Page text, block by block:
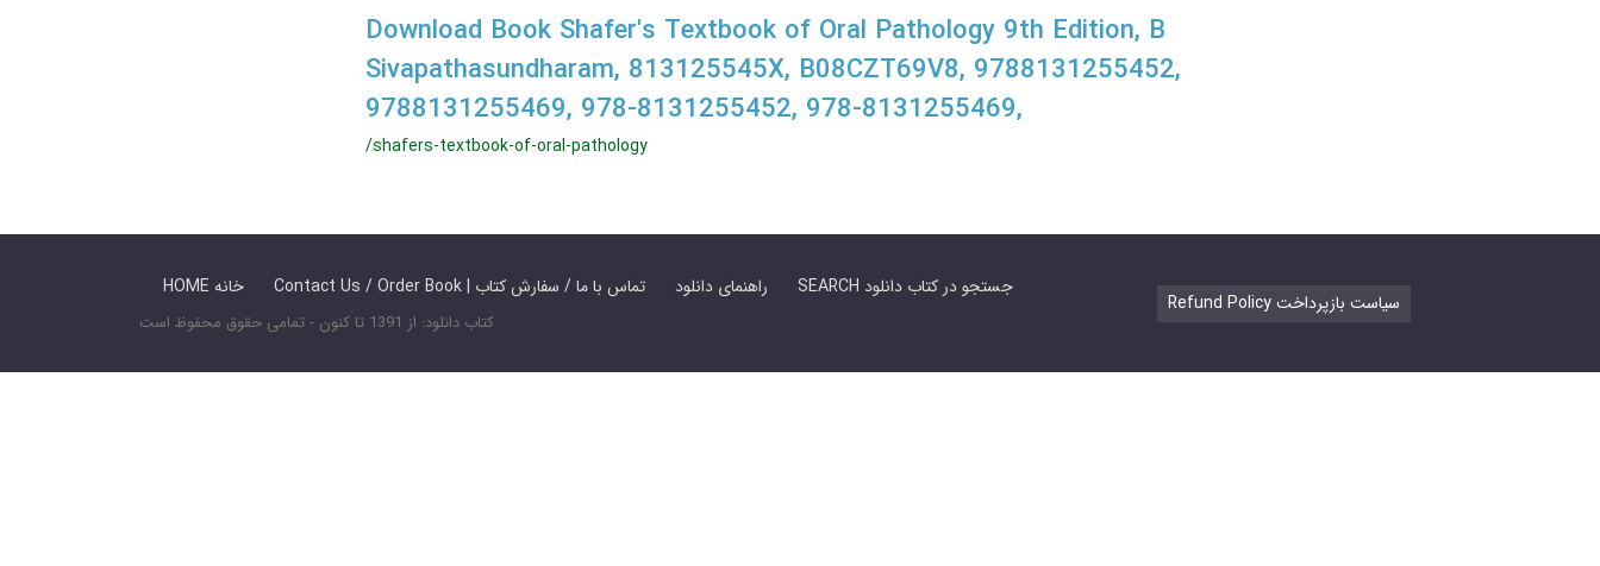
Download Book Shafer's Textbook of Oral Pathology 9th Edition, B
Sivapathasundharam, 813125545X, B08CZT69V8, 9788131255452,
9788131255469, 978-8131255452, 978-8131255469,
/shafers-textbook-of-oral-pathology
HOME خانه Contact Us / Order Book | تماس با ما / سفارش کتاب راهنمای دانلود SEARCH جستجو در کتاب دانلود
کتاب دانلود: از 1391 تا کنون - تمامی حقوق محفوظ است
Refund Policy سیاست بازپرداخت